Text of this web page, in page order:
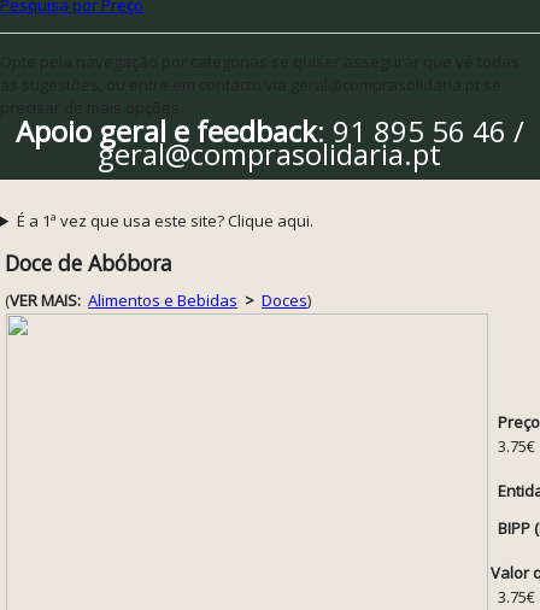
Pesquisa por Preço
Apoio geral e feedback: 91 895 56 46 /
geral@comprasolidaria.pt
É a 1ª vez que usa este site? Clique aqui.
Doce de Abóbora
(VER MAIS: Alimentos e Bebidas > Doces)
3.75€
BIPP
Valor
3.75€